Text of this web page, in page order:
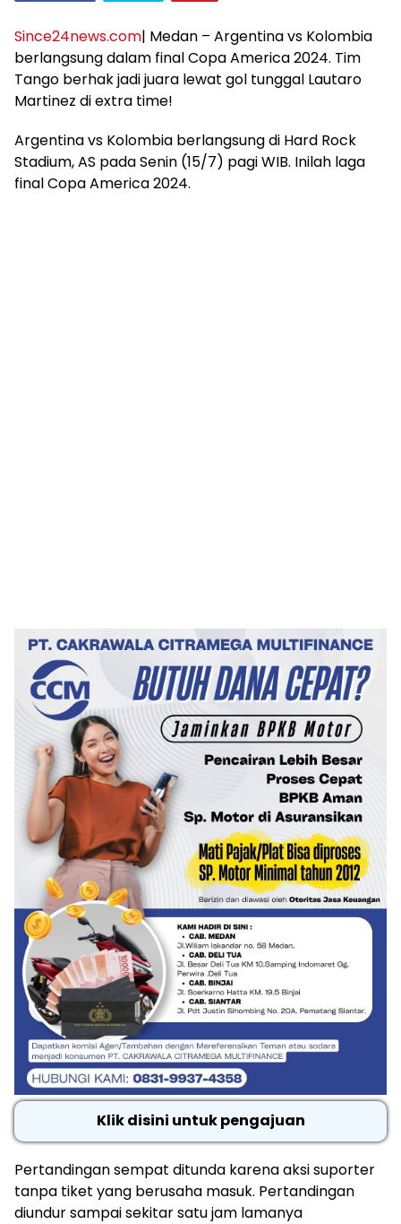
Since24news.com| Medan – Argentina vs Kolombia
berlangsung dalam final Copa America 2024. Tim
Tango berhak jadi juara lewat gol tunggal Lautaro
Martinez di extra time!
Argentina vs Kolombia berlangsung di Hard Rock
Stadium, AS pada Senin (15/7) pagi WIB. Inilah laga
final Copa America 2024.
Klik disini untuk pengajuan
Pertandingan sempat ditunda karena aksi suporter
tanpa tiket yang berusaha masuk. Pertandingan
diundur sampai sekitar satu jam lamanya